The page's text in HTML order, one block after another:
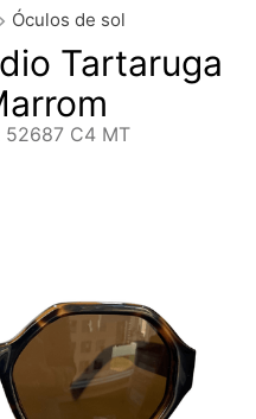
Óculos de sol
Tartaruga
52687 C4 MT